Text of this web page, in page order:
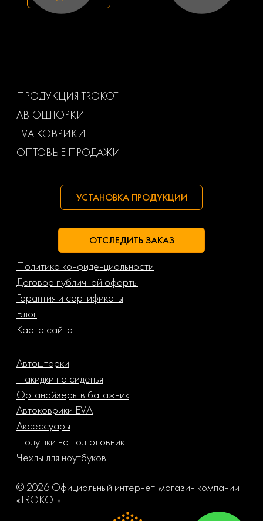
Маз
ПРОДУКЦИЯ TROKOT
АВТОШТОРКИ
EVA КОВРИКИ
ОПТОВЫЕ ПРОДАЖИ
УСТАНОВКА ПРОДУКЦИИ
ОТСЛЕДИТЬ ЗАКАЗ
Политика конфиденциальности
Договор публичной оферты
Гарантия и сертификаты
Блог
Карта сайта
Автошторки
Накидки на сиденья
Органайзеры в багажник
Автоковрики EVA
Аксессуары
Подушки на подголовник
Чехлы для ноутбуков
© 2026 Официальный интернет-магазин компании
«TROKOT»